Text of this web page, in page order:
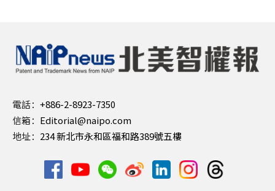
電話： +886-2-8923-7350
信箱： Editorial@naipo.com
地址： 234 新北市永和區福和路389號五樓